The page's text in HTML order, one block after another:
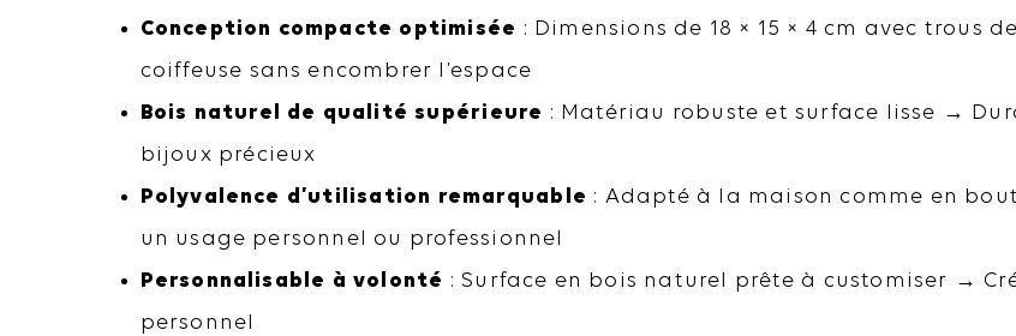
Conception compacte optimisée : Dimensions de 18 × 15 × 4 cm avec trous
coiffeuse sans encombrer l’espace
Bois naturel de qualité supérieure : Matériau robuste et surface lisse →
bijoux précieux
Polyvalence d’utilisation remarquable : Adapté à la maison comme en
un usage personnel ou professionnel
Personnalisable à volonté : Surface en bois naturel prête à customiser →
personnel